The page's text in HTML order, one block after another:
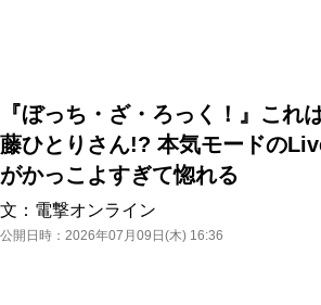
『ぼっち・ざ・ろっく！』こ
藤ひとりさん!? 本気モードの
がかっこよすぎて惚れる
文： 電撃オンライン
公開日時： 2026年07月09日(木) 16:36